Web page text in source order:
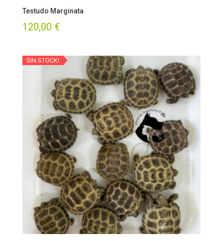
Testudo Marginata
120,00 €
SIN STOCK!